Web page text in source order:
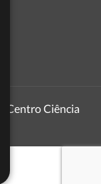
Centro Ciência